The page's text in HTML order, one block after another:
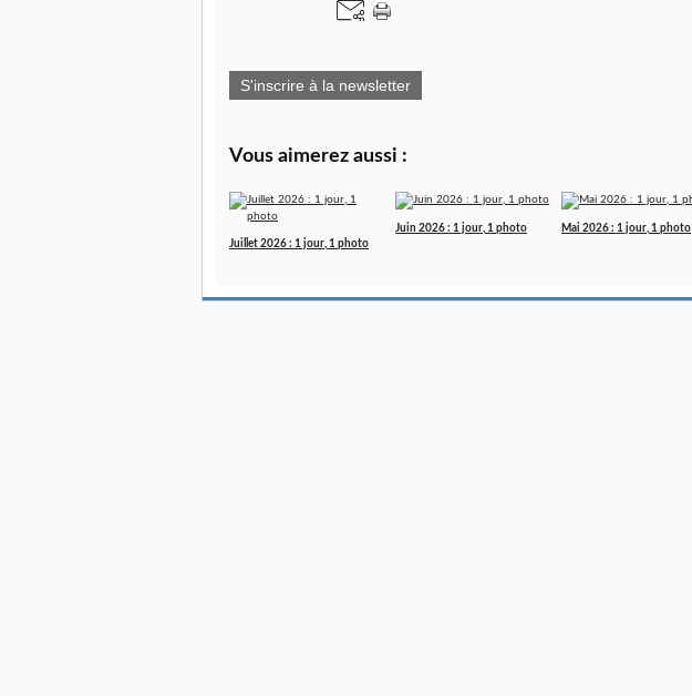
S'inscrire à la newsletter
Vous aimerez aussi :
Juillet 2026 : 1 jour, 1 photo
Juin 2026 : 1 jour, 1 photo
Mai 2026 : 1 jour, 1 photo